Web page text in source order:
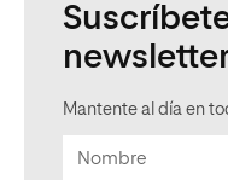
Mantente al día en